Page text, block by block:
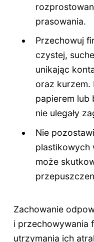
prasowania.
Przechowuj
czystej,
unikając
oraz kurzem.
papierem lub
nie ulegały
Nie
plastikowych
może
Zachowanie
i przechowywania
utrzymania ich